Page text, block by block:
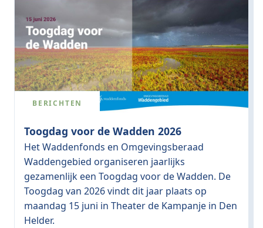
BERICHTEN
Toogdag voor de Wadden 2026
Het Waddenfonds en Omgevingsberaad
Waddengebied organiseren jaarlijks
gezamenlijk een Toogdag voor de Wadden. De
Toogdag van 2026 vindt dit jaar plaats op
maandag 15 juni in Theater de Kampanje in Den
Helder.